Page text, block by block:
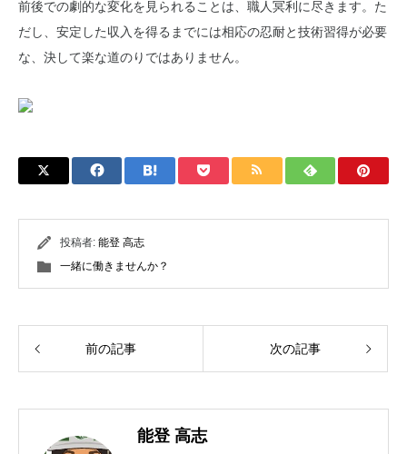
前後での劇的な変化を見られることは、職人冥利に尽きます。た
だし、安定した収入を得るまでには相応の忍耐と技術習得が必要
な、決して楽な道のりではありません。
投稿者: 能登 高志
一緒に働きませんか？
前の記事 次の記事
能登 高志